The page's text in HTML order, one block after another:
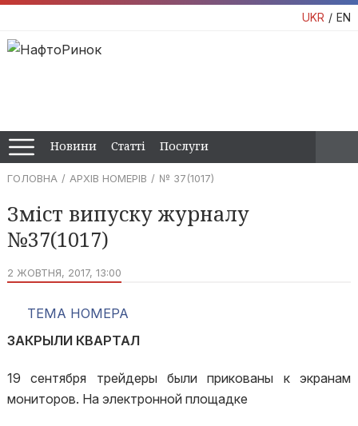
UKR EN
Новини Статті Послуги
ГОЛОВНА АРХІВ НОМЕРІВ № 37(1017)
Зміст випуску журналу
№37(1017)
2 ЖОВТНЯ, 2017, 13:00
ТЕМА НОМЕРА
ЗАКРЫЛИ КВАРТАЛ
19 сентября трейдеры были прикованы к экранам
мониторов. На электронной площадке